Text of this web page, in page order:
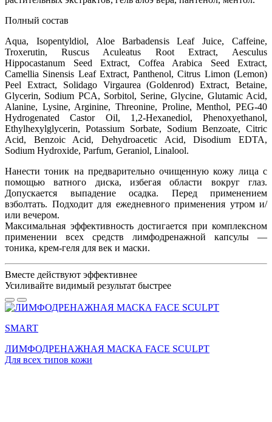
Полный состав
Aqua, Isopentyldiol, Aloe Barbadensis Leaf Juice, Caffeine,
Troxerutin, Ruscus Aculeatus Root Extract, Аesculus
Hippocastanum Seed Extract, Coffea Arabica Seed Extract,
Camellia Sinensis Leaf Extract, Panthenol, Citrus Limon (Lemon)
Peel Extract, Solidago Virgaurea (Goldenrod) Extract, Betaine,
Glycerin, Sodium PCA, Sorbitol, Serine, Glycine, Glutamic Acid,
Alanine, Lysine, Arginine, Threonine, Proline, Menthol, PEG-40
Hydrogenated Castor Oil, 1,2-Hexanediol, Phenoxyethanol,
Ethylhexylglycerin, Potassium Sorbate, Sodium Benzoate, Citric
Acid, Benzoic Acid, Dehydroacetic Acid, Disodium EDTA,
Sodium Hydroxide, Parfum, Geraniol, Linalool.
Нанести тоник на предварительно очищенную кожу лица с
помощью ватного диска, избегая области вокруг глаз.
Допускается выпадение осадка. Перед применением
взболтать. Подходит для ежедневного применения утром и/
или вечером.
Максимальная эффективность достигается при комплексном
применении всех средств лимфодренажной капсулы —
тоника, крем-геля для век и маски.
Вместе действуют эффективнее
Усиливайте видимый результат быстрее
SMART
ЛИМФОДРЕНАЖНАЯ МАСКА FACE SCULPT
Для всех типов кожи